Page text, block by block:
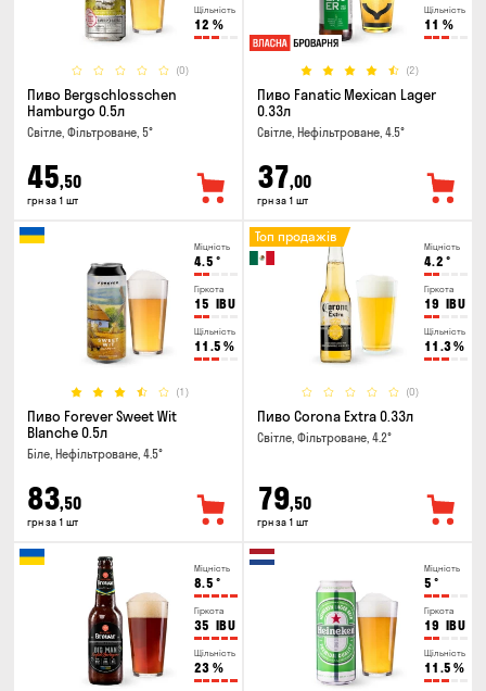
Щільність
12 %
(0)
Пиво Bergschlosschen
Hamburgo 0.5л
Світле, Фільтроване, 5°
45,50
грн за 1 шт
Щільність
11 %
(2)
Пиво Fanatic Mexican Lager
0.33л
Світле, Нефільтроване, 4.5°
37,00
грн за 1 шт
Міцність
4.5 °
Гіркота
15 IBU
Щільність
11.5 %
(1)
Пиво Forever Sweet Wit
Blanche 0.5л
Біле, Нефільтроване, 4.5°
83,50
грн за 1 шт
Міцність
4.2 °
Гіркота
19 IBU
Щільність
11.3%
(0)
Топ продажів
Пиво Corona Extra 0.33л
Світле, Фільтроване, 4.2°
79,50
грн за 1 шт
Міцність
8.5 °
Гіркота
35 IBU
Щільність
23 %
Міцність
5 °
Гіркота
19 IBU
Щільність
11.5 %